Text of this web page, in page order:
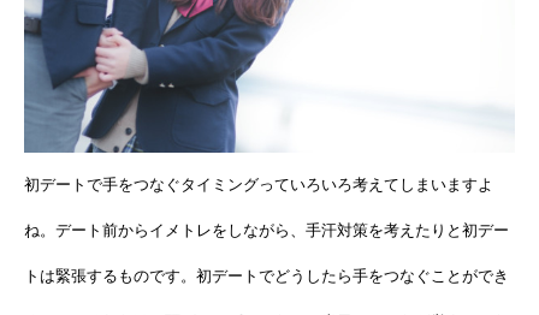
初デートで手をつなぐタイミングっていろいろ考えてしまいますよ
ね。デート前からイメトレをしながら、手汗対策を考えたりと初デー
トは緊張するものです。初デートでどうしたら手をつなぐことができ